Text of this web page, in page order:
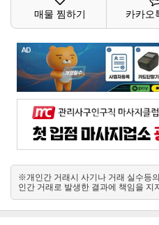
매물 찜하기 카카오
※개인간 거래시 사기나 거래 실수등
인간 거래로 발생한 결과에 책임을 지